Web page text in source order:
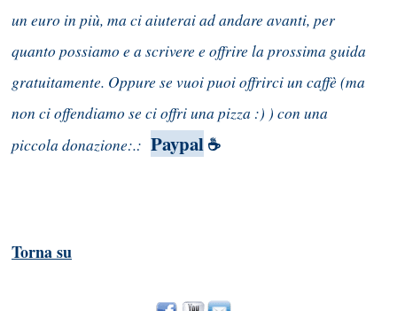
un euro in più, ma ci aiuterai ad andare avanti, per
quanto possiamo e a scrivere e offrire la prossima guida
gratuitamente. Oppure se vuoi puoi offrirci un caffè (ma
non ci offendiamo se ci offri una pizza :) ) con una
piccola donazione:.: Paypal ☕
Torna su